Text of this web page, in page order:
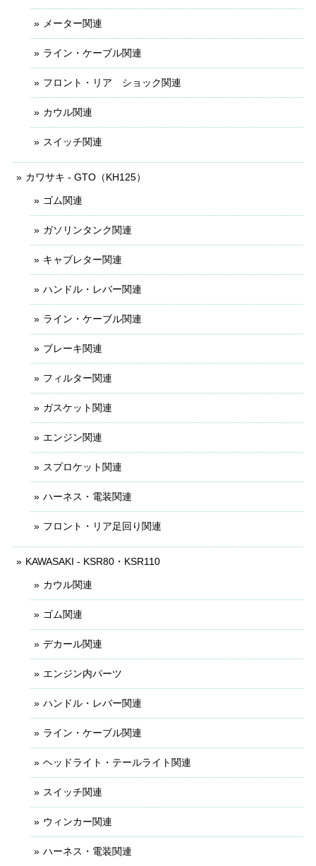
メーター関連
ライン・ケーブル関連
フロント・リア ショック関連
カウル関連
スイッチ関連
カワサキ - GTO（KH125）
ゴム関連
ガソリンタンク関連
キャブレター関連
ハンドル・レバー関連
ライン・ケーブル関連
ブレーキ関連
フィルター関連
ガスケット関連
エンジン関連
スプロケット関連
ハーネス・電装関連
フロント・リア足回り関連
KAWASAKI - KSR80・KSR110
カウル関連
ゴム関連
デカール関連
エンジン内パーツ
ハンドル・レバー関連
ライン・ケーブル関連
ヘッドライト・テールライト関連
スイッチ関連
ウィンカー関連
ハーネス・電装関連